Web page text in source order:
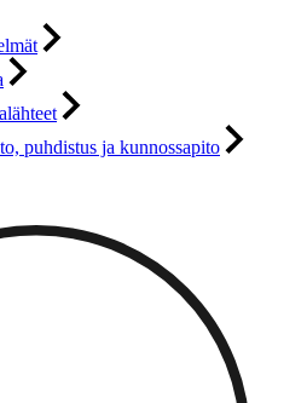
puhdistus ja kunnossapito